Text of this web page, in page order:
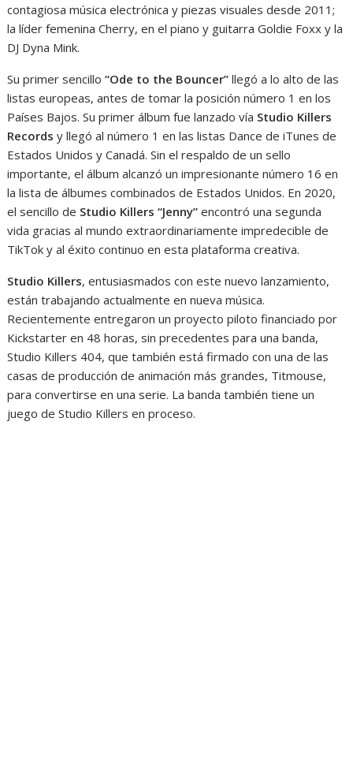
contagiosa música electrónica y piezas visuales desde 2011;
la líder femenina Cherry, en el piano y guitarra Goldie Foxx y la
DJ Dyna Mink.
Su primer sencillo“Ode to the Bouncer” llegó a lo alto de las
listas europeas, antes de tomar la posición número 1 en los
Países Bajos. Su primer álbum fue lanzado vía Studio Killers
Records y llegó al número 1 en las listas Dance de iTunes de
Estados Unidos y Canadá. Sin el respaldo de un sello
importante, el álbum alcanzó un impresionante número 16 en
la lista de álbumes combinados de Estados Unidos. En 2020,
el sencillo de Studio Killers “Jenny” encontró una segunda
vida gracias al mundo extraordinariamente impredecible de
TikTok y al éxito continuo en esta plataforma creativa.
Studio Killers, entusiasmados con este nuevo lanzamiento,
están trabajando actualmente en nueva música.
Recientemente entregaron un proyecto piloto financiado por
Kickstarter en 48 horas, sin precedentes para una banda,
Studio Killers 404, que también está firmado con una de las
casas de producción de animación más grandes, Titmouse,
para convertirse en una serie. La banda también tiene un
juego de Studio Killers en proceso.